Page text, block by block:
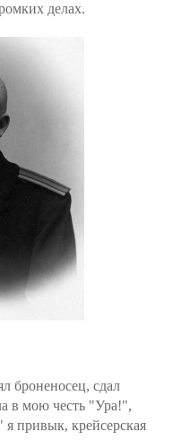
делах.
броненосец, сдал
в мою честь "Ура!",
привык, крейсерская